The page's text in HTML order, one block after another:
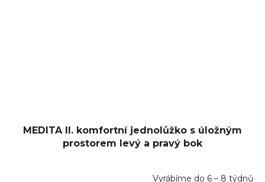
MEDITA II. komfortní jednolůžko s úložným
prostorem levý a pravý bok
Vyrábíme do 6 – 8 týdnů